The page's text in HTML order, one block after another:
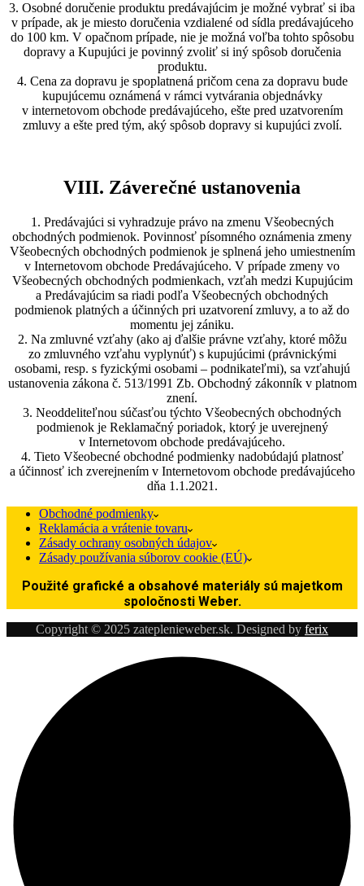
3. Osobné doručenie produktu predávajúcim je možné vybrať si iba
v prípade, ak je miesto doručenia vzdialené od sídla predávajúceho
do 100 km. V opačnom prípade, nie je možná voľba tohto spôsobu
dopravy a Kupujúci je povinný zvoliť si iný spôsob doručenia
produktu.
4. Cena za dopravu je spoplatnená pričom cena za dopravu bude
kupujúcemu oznámená v rámci vytvárania objednávky
v internetovom obchode predávajúceho, ešte pred uzatvorením
zmluvy a ešte pred tým, aký spôsob dopravy si kupujúci zvolí.
VIII. Záverečné ustanovenia
1. Predávajúci si vyhradzuje právo na zmenu Všeobecných
obchodných podmienok. Povinnosť písomného oznámenia zmeny
Všeobecných obchodných podmienok je splnená jeho umiestnením
v Internetovom obchode Predávajúceho. V prípade zmeny vo
Všeobecných obchodných podmienkach, vzťah medzi Kupujúcim
a Predávajúcim sa riadi podľa Všeobecných obchodných
podmienok platných a účinných pri uzatvorení zmluvy, a to až do
momentu jej zániku.
2. Na zmluvné vzťahy (ako aj ďalšie právne vzťahy, ktoré môžu
zo zmluvného vzťahu vyplynúť) s kupujúcimi (právnickými
osobami, resp. s fyzickými osobami – podnikateľmi), sa vzťahujú
ustanovenia zákona č. 513/1991 Zb. Obchodný zákonník v platnom
znení.
3. Neoddeliteľnou súčasťou týchto Všeobecných obchodných
podmienok je Reklamačný poriadok, ktorý je uverejnený
v Internetovom obchode predávajúceho.
4. Tieto Všeobecné obchodné podmienky nadobúdajú platnosť
a účinnosť ich zverejnením v Internetovom obchode predávajúceho
dňa 1.1.2021.
Obchodné podmienky
Reklamácia a vrátenie tovaru
Zásady ochrany osobných údajov
Zásady používania súborov cookie (EÚ)
Použité grafické a obsahové materiály sú majetkom
spoločnosti Weber.
Copyright © 2025 zateplenieweber.sk. Designed by ferix